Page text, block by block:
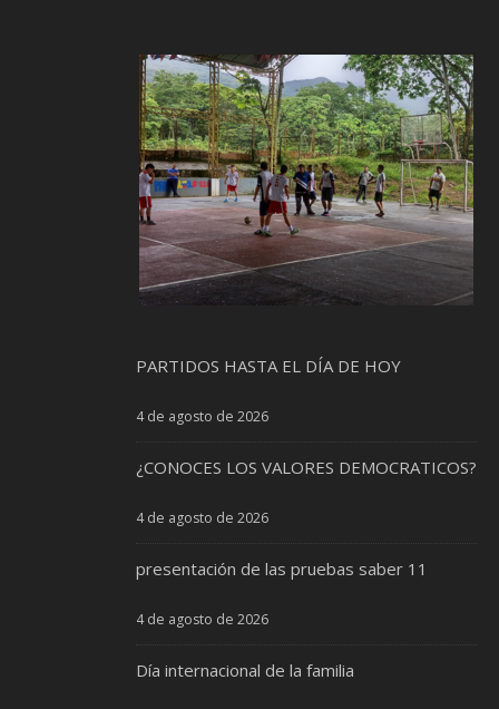
PARTIDOS HASTA EL DÍA DE HOY
4 de agosto de 2026
¿CONOCES LOS VALORES DEMOCRATICOS?
4 de agosto de 2026
presentación de las pruebas saber 11
4 de agosto de 2026
Día internacional de la familia